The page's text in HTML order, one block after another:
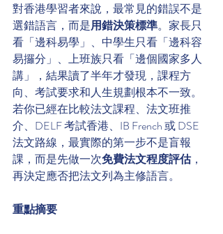
對香港學習者來說，最常見的錯誤不是
選錯語言，而是用錯決策標準。家長只
看「邊科易學」、中學生只看「邊科容
易攞分」、上班族只看「邊個國家多人
講」，結果讀了半年才發現，課程方
向、考試要求和人生規劃根本不一致。
若你已經在比較法文課程、法文班推
介、DELF 考試香港、IB French 或 DSE
法文路線，最實際的第一步不是盲報
課，而是先做一次免費法文程度評估，
再決定應否把法文列為主修語言。
重點摘要